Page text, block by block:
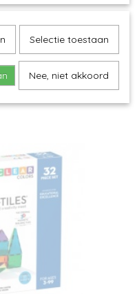
van…
Selectie toestaan
Nee, niet akkoord